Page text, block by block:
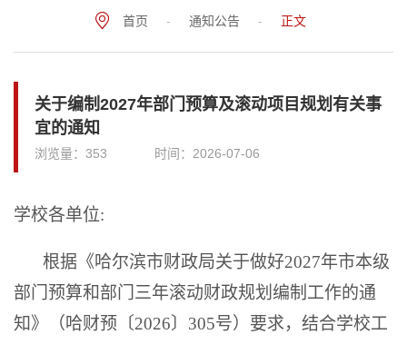
首页 - 通知公告 - 正文
关于编制2027年部门预算及滚动项目规划有关事
宜的通知
浏览量： 353 时间： 2026-07-06
学校各单位:
根据《哈尔滨市财政局关于做好2027年市本级
部门预算和部门三年滚动财政规划编制工作的通
知》（哈财预〔2026〕305号）要求，结合学校工